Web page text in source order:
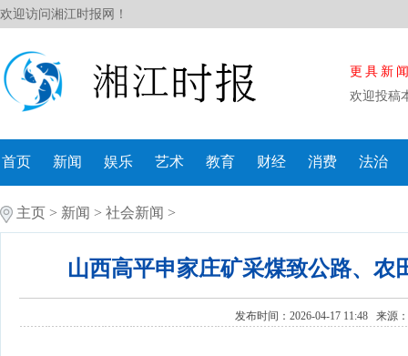
欢迎访问湘江时报网！
更具新
欢迎投稿
首页 新闻 娱乐 艺术 教育 财经 消费 法治
主页 > 新闻 > 社会新闻 >
山西高平申家庄矿采煤致公路、农
发布时间：2026-04-17 11:48 来源：